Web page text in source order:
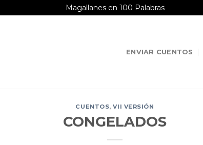
Magallanes en 100 Palabras
ENVIAR CUENTOS
CUENTOS,VII VERSIÓN
CONGELADOS